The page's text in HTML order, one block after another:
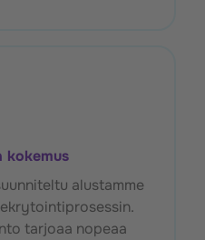
kokemus
alustamme
tarjoaa nopeaa